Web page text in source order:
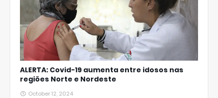
ALERTA: Covid-19 aumenta entre idosos nas
regiões Norte e Nordeste
October 12, 2024